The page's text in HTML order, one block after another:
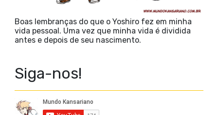
Boas lembranças do que o Yoshiro fez em minha
vida pessoal. Uma vez que minha vida é dividida
antes e depois de seu nascimento.
Siga-nos!